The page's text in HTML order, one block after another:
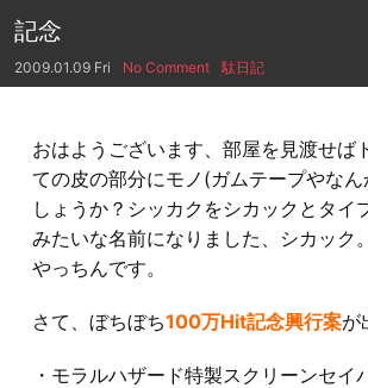
記念
2009.01.09 Fri No Comment 駄日記
おはようございます、部屋を見渡せば
ての皮の部分にモノ(ガムテープやな
しょうか？シッカクをシカックとタ
みたいな名前になりました、シカック。
やっちんです。
さて、ぼちぼち100万Hit記念興行案が
・モラルハザード特製スクリーンセイ